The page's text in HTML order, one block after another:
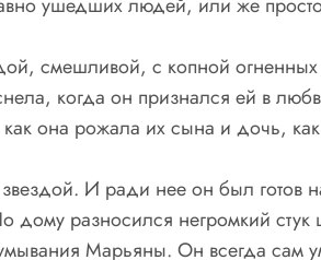
смешливой, с копной
когда он признался ей в
она рожала их сына и дочь,
И ради нее он был готов
разносился негромкий
Марьяны. Он всегда сам